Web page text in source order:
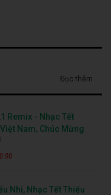
Đọc thêm
Remix - Nhạc Tết
Nam, Chúc Mừng
Nhi, Nhạc Tết Thiếu